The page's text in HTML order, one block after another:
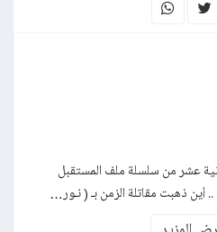
عشر من سلسلة ملف المستقبل